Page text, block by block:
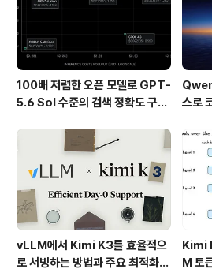
100배 저렴한 오픈 모델로 GPT-
5.6 Sol 수준의 검색 정확도 구현
스로
vLLM에서 Kimi K3를 효율적으
로 서빙하는 방법과 주요 최적화
Kimi
M 토